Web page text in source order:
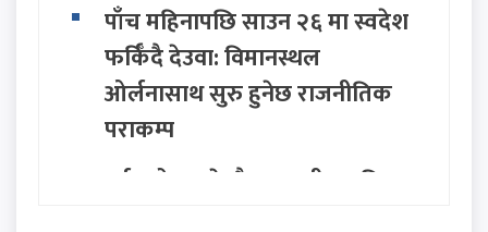
पाँच महिनापछि साउन २६ मा स्वदेश
फर्किँदै देउवा: विमानस्थल
ओर्लनासाथ सुरु हुनेछ राजनीतिक
पराकम्प
पर्वतारोहण क्षेत्रकै अपूरणीय क्षति: